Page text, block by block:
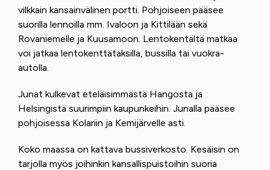
vilkkain kansainvälinen portti. Pohjoiseen pääsee
suorilla lennoilla mm. Ivaloon ja Kittilään sekä
Rovaniemelle ja Kuusamoon. Lentokentältä matkaa
voi jatkaa lentokenttätaksilla, bussilla tai vuokra-
autolla.
Junat kulkevat eteläisimmästä Hangosta ja
Helsingistä suurimpiin kaupunkeihin. Junalla pääsee
pohjoisessa Kolariin ja Kemijärvelle asti.
Koko maassa on kattava bussiverkosto. Kesäisin on
tarjolla myös joihinkin kansallispuistoihin suoria